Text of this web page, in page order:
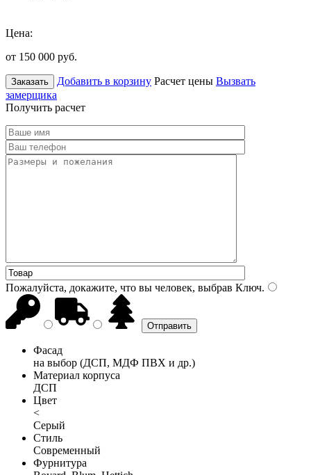
Цена:
от 150 000 руб.
Заказать Добавить в корзину Расчет цены Вызвать
замерщика
Получить расчет
Пожалуйста, докажите, что вы человек, выбрав Ключ.
Фасад
на выбор (ДСП, МДФ ПВХ и др.)
Материал корпуса
ДСП
Цвет
<
Серый
Стиль
Современный
Фурнитура